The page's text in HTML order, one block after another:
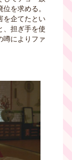
を求める。
を企てたとい
、担ぎ手を使
噂によりファ